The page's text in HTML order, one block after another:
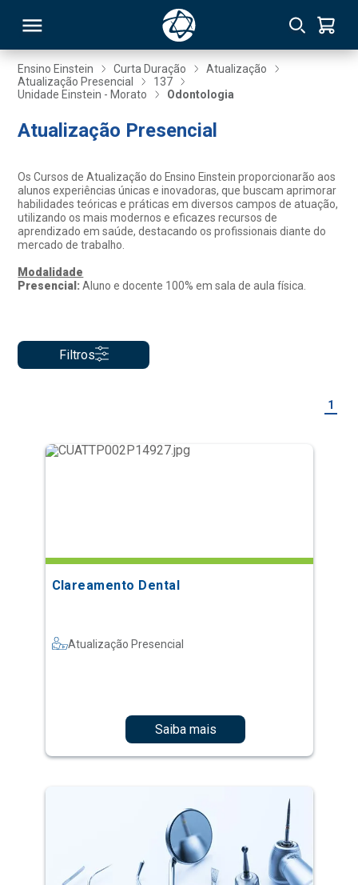
Ensino Einstein Curta Duração
Atualização
Atualização Presencial
137
Unidade Einstein - Morato
Odontologia
Atualização Presencial
Os Cursos de Atualização do Ensino Einstein proporcionarão aos
alunos experiências únicas e inovadoras, que buscam aprimorar
habilidades teóricas e práticas em diversos campos de atuação,
utilizando os mais modernos e eficazes recursos de
aprendizado em saúde, destacando os profissionais diante do
mercado de trabalho.
Modalidade
Presencial:Aluno e docente 100% em sala de aula física.
Filtros
1
Clareamento Dental
Atualização Presencial
Saiba mais